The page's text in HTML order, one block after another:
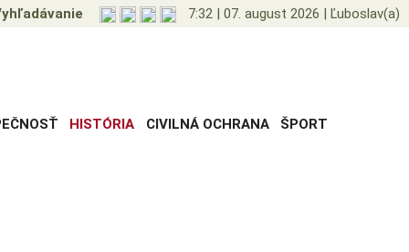
7:32 | 07. august 2026 | Ľuboslav(a)
HISTÓRIA CIVILNÁ OCHRANA ŠPORT